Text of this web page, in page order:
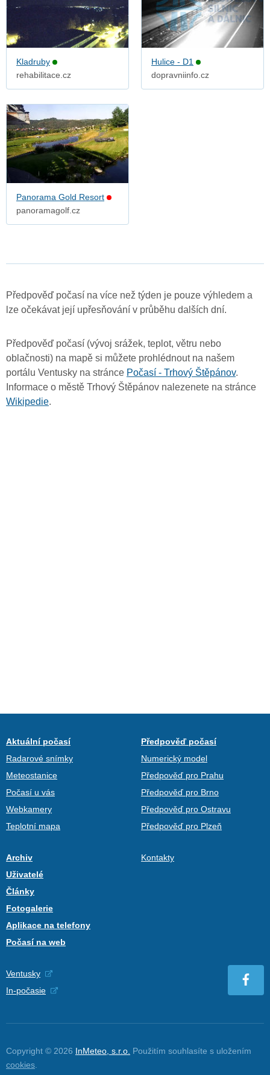
Kladruby
rehabilitace.cz
Hulice - D1
dopravniinfo.cz
Panorama Gold Resort
panoramagolf.cz
Předpověď počasí na více než týden je pouze výhledem a
lze očekávat její upřesňování v průběhu dalších dní.
Předpověď počasí (vývoj srážek, teplot, větru nebo
oblačnosti) na mapě si můžete prohlédnout na našem
portálu Ventusky na stránce Počasí - Trhový Štěpánov.
Informace o městě Trhový Štěpánov nalezenete na stránce
Wikipedie.
Aktuální počasí
Radarové snímky
Meteostanice
Počasí u vás
Webkamery
Teplotní mapa
Předpověď počasí
Numerický model
Předpověď pro Prahu
Předpověď pro Brno
Předpověď pro Ostravu
Předpověď pro Plzeň
Archiv
Uživatelé
Články
Fotogalerie
Aplikace na telefony
Počasí na web
Kontakty
Ventusky
In-počasie
Copyright © 2026 InMeteo, s.r.o. Použitím souhlasíte s uložením
cookies